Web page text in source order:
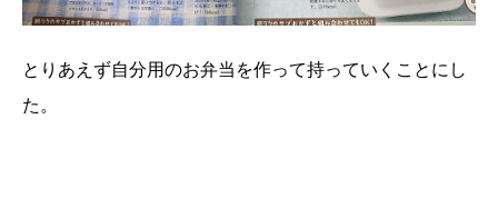
とりあえず自分用のお弁当を作って持っていくことにし
た。